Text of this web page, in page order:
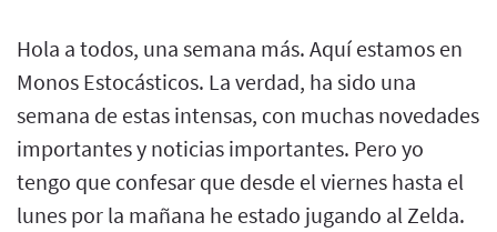
Hola a todos, una semana más. Aquí estamos en
Monos Estocásticos. La verdad, ha sido una
semana de estas intensas, con muchas novedades
importantes y noticias importantes. Pero yo
tengo que confesar que desde el viernes hasta el
lunes por la mañana he estado jugando al Zelda.